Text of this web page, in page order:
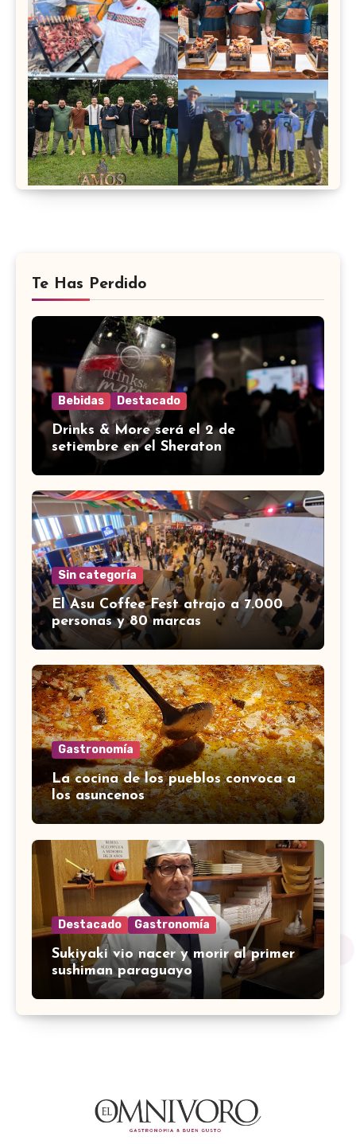
Te Has Perdido
Bebidas Destacado
Drinks & More será el 2 de
setiembre en el Sheraton
Sin categoría
El Asu Coffee Fest atrajo a 7.000
personas y 80 marcas
Gastronomía
La cocina de los pueblos convoca a
los asuncenos
Destacado Gastronomía
Sukiyaki vio nacer y morir al primer
sushiman paraguayo